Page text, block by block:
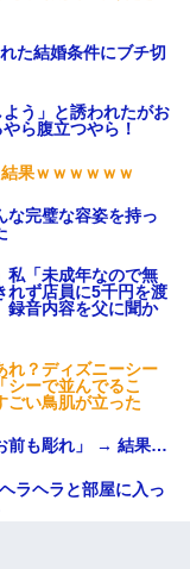
た結婚条件にブチ切
う」と誘われたがお
ら腹立つやら！
果ｗｗｗｗｗｗ
な完璧な容姿を持っ
私「未成年なので無
れず店員に5千円を渡
録音内容を父に聞か
れ？ディズニーシー
ーで並んでるこ
ごい鳥肌が立った
前も彫れ」 → 結果…
ラヘラと部屋に入っ